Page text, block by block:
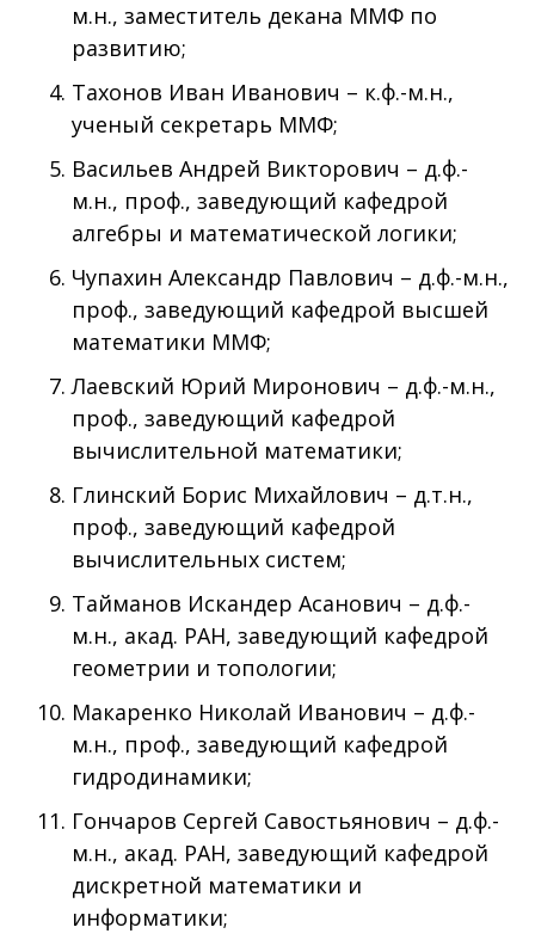
м.н., заместитель декана ММФ по
развитию;
Тахонов Иван Иванович – к.ф.-м.н.,
ученый секретарь ММФ;
Васильев Андрей Викторович – д.ф.-
м.н., проф., заведующий кафедрой
алгебры и математической логики;
Чупахин Александр Павлович – д.ф.-м.н.,
проф., заведующий кафедрой высшей
математики ММФ;
Лаевский Юрий Миронович – д.ф.-м.н.,
проф., заведующий кафедрой
вычислительной математики;
Глинский Борис Михайлович – д.т.н.,
проф., заведующий кафедрой
вычислительных систем;
Тайманов Искандер Асанович – д.ф.-
м.н., акад. РАН, заведующий кафедрой
геометрии и топологии;
Макаренко Николай Иванович – д.ф.-
м.н., проф., заведующий кафедрой
гидродинамики;
Гончаров Сергей Савостьянович – д.ф.-
м.н., акад. РАН, заведующий кафедрой
дискретной математики и
информатики;